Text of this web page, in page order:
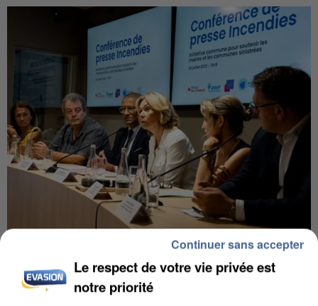
INCENDIES : L’ÎLE-DE-FRANCE LANCE UN ÉLAN
DE SOLIDARITÉ AVEC LES...
Le respect de votre vie privée est
notre priorité
Continuer sans accepter